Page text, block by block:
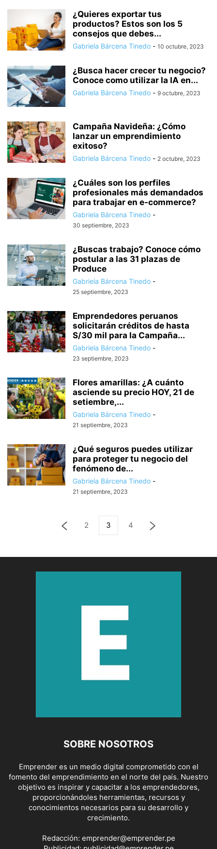
¿Quieres exportar tus
productos? Estos son los 5
consejos que debes...
Gabriela Bárcena Tinedo - 10 octubre, 2023
¿Busca hacer crecer tu negocio?
Conoce como utilizar la IA en...
Gabriela Bárcena Tinedo - 9 octubre, 2023
Campaña Navideña: ¿Cómo
lanzar un emprendimiento
exitoso?
Gabriela Bárcena Tinedo - 2 octubre, 2023
¿Cuáles son los perfiles
profesionales más demandados
para trabajar en e-commerce?
Gabriela Bárcena Tinedo -
30 septiembre, 2023
¿Buscas trabajo? Conoce cómo
postular a las 31 plazas de
Produce
Gabriela Bárcena Tinedo -
25 septiembre, 2023
Emprendedores peruanos
solicitarán créditos de hasta
S/30 mil para la Campaña...
Gabriela Bárcena Tinedo -
23 septiembre, 2023
Flores amarillas: ¿A cuánto
asciende su precio HOY, 21 de
setiembre,...
Gabriela Bárcena Tinedo -
21 septiembre, 2023
¿Qué seguros puedes utilizar
para proteger tu negocio del
fenómeno de...
Gabriela Bárcena Tinedo -
21 septiembre, 2023
2 3 4
SOBRE NOSOTROS
Emprender es un medio digital comprometido con el
fomento del emprendimiento en el norte del país. Nuestro
objetivo es inspirar y capacitar a los emprendedores,
proporcionándoles herramientas, recursos y
conocimientos necesarios para su desarrollo y
crecimiento.
Redacción: emprender@emprender.pe